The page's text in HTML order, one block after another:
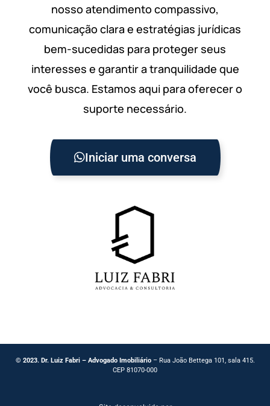
nosso atendimento compassivo,
comunicação clara e estratégias jurídicas
bem-sucedidas para proteger seus
interesses e garantir a tranquilidade que
você busca. Estamos aqui para oferecer o
suporte necessário.
Iniciar uma conversa
© 2023. Dr. Luiz Fabri – Advogado Imobiliário– Rua João Bettega 101, sala 415.
CEP 81070-000